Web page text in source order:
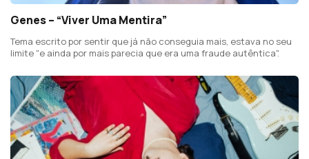
Genes – “Viver Uma Mentira”
Tema escrito por sentir que já não conseguia mais, estava no seu
limite "e ainda por mais parecia que era uma fraude autêntica".